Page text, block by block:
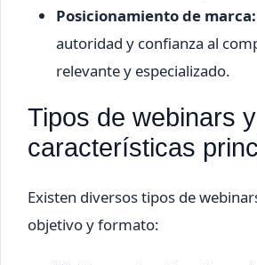
Posicionamiento de marca:
autoridad y confianza al
relevante y especializado.
Tipos de webinars
características
Existen diversos tipos de
objetivo y formato: